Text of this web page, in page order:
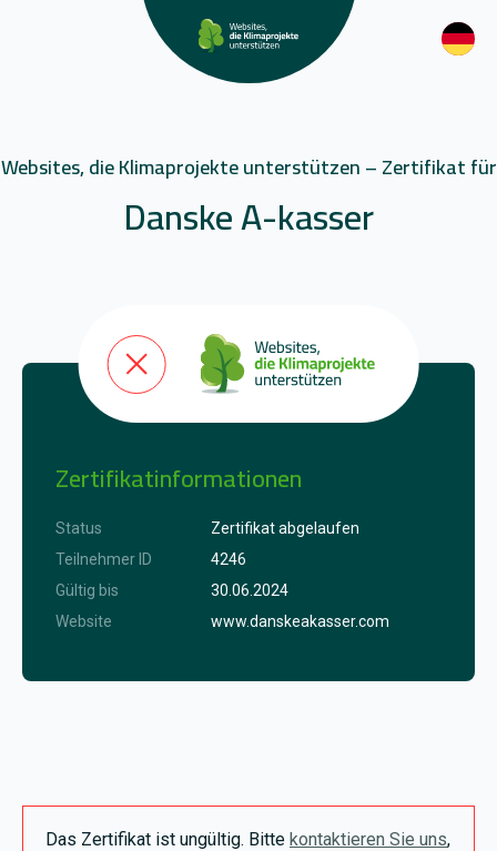
Websites, die Klimaprojekte unterstützen – Zertifikat für
Danske A-kasser
Zertifikatinformationen
Status
Zertifikat abgelaufen
Teilnehmer ID
4246
Gültig bis
30.06.2024
Website
www.danskeakasser.com
Das Zertifikat ist ungültig. Bitte kontaktieren Sie uns,